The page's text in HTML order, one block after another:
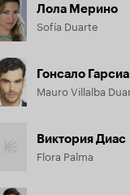
Лола Мерино
Sofía Duarte
Гонсало
Mauro Villalba
Виктория Диас
Flora Palma